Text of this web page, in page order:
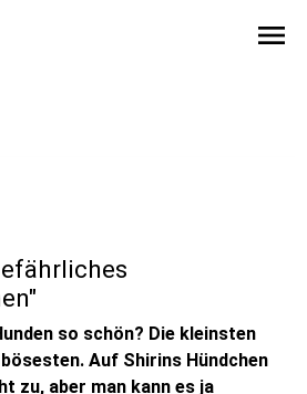
menu
so schön? Die kleinsten
Auf Shirins Hündchen
zu, aber man kann es ja